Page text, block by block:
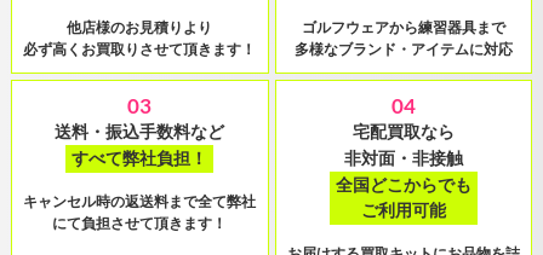
他店様のお見積りより
必ず高くお買取りさせて頂きます！
ゴルフウェアから練習器具まで
多様なブランド・アイテムに対応
03
送料・振込手数料など
すべて弊社負担！
キャンセル時の返送料まで全て弊社
にて負担させて頂きます！
04
宅配買取なら
非対面・非接触
全国どこからでも
ご利用可能